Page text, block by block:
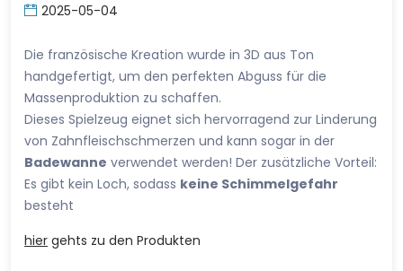
2025-05-04
Die französische Kreation wurde in 3D aus Ton
handgefertigt, um den perfekten Abguss für die
Massenproduktion zu schaffen.
Dieses Spielzeug eignet sich hervorragend zur Linderung
von Zahnfleischschmerzen und kann sogar in der
Badewanne verwendet werden! Der zusätzliche Vorteil:
Es gibt kein Loch, sodass keine Schimmelgefahr
besteht
hier gehts zu den Produkten